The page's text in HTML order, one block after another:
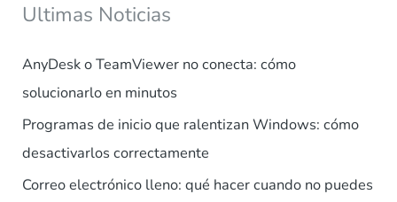
Ultimas Noticias
AnyDesk o TeamViewer no conecta: cómo
solucionarlo en minutos
Programas de inicio que ralentizan Windows: cómo
desactivarlos correctamente
Correo electrónico lleno: qué hacer cuando no puedes